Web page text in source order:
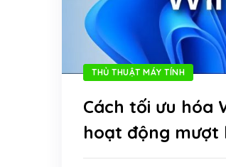
THỦ THUẬT MÁY TÍNH
Cách tối ưu hóa
hoạt động mượt